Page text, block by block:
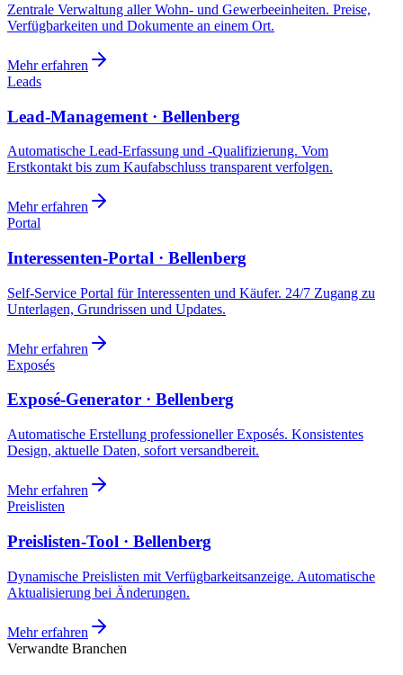
Zentrale Verwaltung aller Wohn- und Gewerbeeinheiten. Preise,
Verfügbarkeiten und Dokumente an einem Ort.
Mehr erfahren
Leads
Lead-Management · Bellenberg
Automatische Lead-Erfassung und -Qualifizierung. Vom
Erstkontakt bis zum Kaufabschluss transparent verfolgen.
Mehr erfahren
Portal
Interessenten-Portal · Bellenberg
Self-Service Portal für Interessenten und Käufer. 24/7 Zugang zu
Unterlagen, Grundrissen und Updates.
Mehr erfahren
Exposés
Exposé-Generator · Bellenberg
Automatische Erstellung professioneller Exposés. Konsistentes
Design, aktuelle Daten, sofort versandbereit.
Mehr erfahren
Preislisten
Preislisten-Tool · Bellenberg
Dynamische Preislisten mit Verfügbarkeitsanzeige. Automatische
Aktualisierung bei Änderungen.
Mehr erfahren
Verwandte Branchen